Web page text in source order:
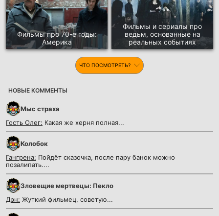
Фильмы про 70-е годы:
Америка
Фильмы и сериалы про
ведьм, основанные на
реальных событиях
ЧТО ПОСМОТРЕТЬ?
НОВЫЕ КОММЕНТЫ
Мыс страха
Гость Олег: Какая же херня полная...
Колобок
Гангрена: Пойдёт сказочка, после пару банок можно
позалипать....
Зловещие мертвецы: Пекло
Дэн: Жуткий фильмец, советую...